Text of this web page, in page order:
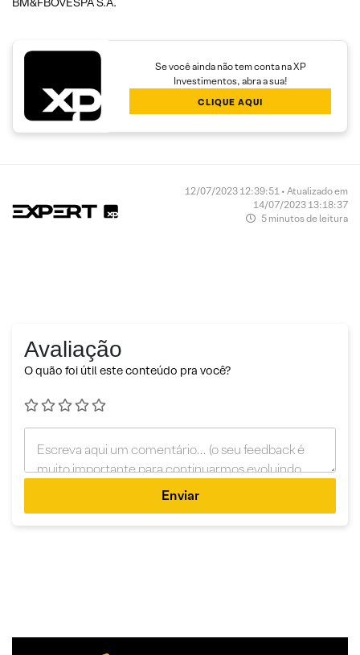
Se você ainda não tem conta na XP
Investimentos, abra a sua!
CLIQUE AQUI
12/07/2023 12:39:51 • Atualizado em
14/07/2023 13:18:37
5 minutos de leitura
Avaliação
O quão foi útil este conteúdo pra você?
Enviar